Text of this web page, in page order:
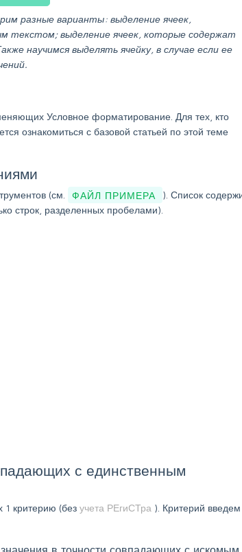
разные варианты: выделение ячеек,
текстом; выделение ячеек, которые содержат
научимся выделять ячейку, в случае если ее
Условное форматирование. Для тех, кто
ознакомиться с базовой статьей по этой теме
(см. ФАЙЛ ПРИМЕРА
). Список
строк, разделенных пробелами).
с единственным
критерию (без учета РЕгиСТра ). Критерий